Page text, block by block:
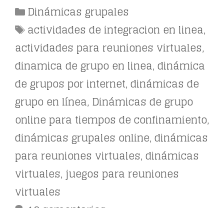
Categorías
Dinámicas grupales
Etiquetas
actividades de integracion en linea,
actividades para reuniones virtuales,
dinamica de grupo en linea,dinámica
de grupos por internet,dinámicas de
grupo en línea, Dinámicas de grupo
online para tiempos de confinamiento,
dinámicas grupales online,dinámicas
para reuniones virtuales,dinámicas
virtuales, juegos para reuniones
virtuales